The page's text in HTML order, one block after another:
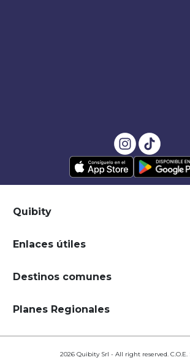
Quibity
Enlaces útiles
Destinos comunes
Planes Regionales
2026 Quibity Srl - All right reserved. C.O.E.